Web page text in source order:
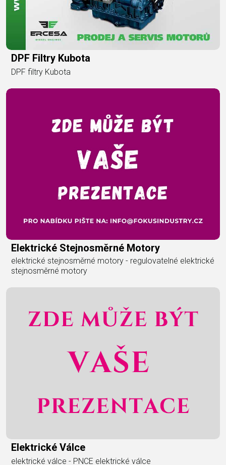
DPF Filtry Kubota
DPF filtry Kubota
Elektrické Stejnosměrné Motory
elektrické stejnosměrné motory - regulovatelné elektrické
stejnosměrné motory
Elektrické Válce
elektrické válce - PNCE elektrické válce